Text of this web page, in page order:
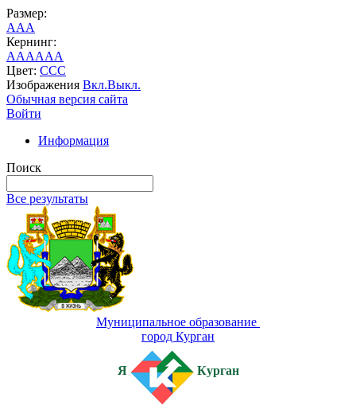
Размер:
AAA
Кернинг:
AAAAAA
Цвет: CCC
Изображения Вкл.Выкл.
Обычная версия сайта
Войти
Информация
Поиск
Все результаты
Муниципальное образование
город Курган
Я Курган